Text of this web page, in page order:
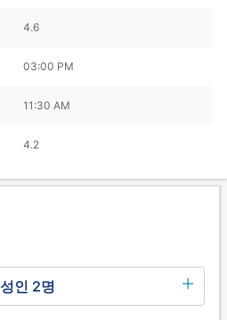
4.6
03:00 PM
11:30 AM
4.2
성인 2명